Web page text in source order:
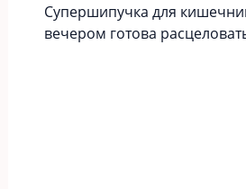
Супершипучка для
вечером готова